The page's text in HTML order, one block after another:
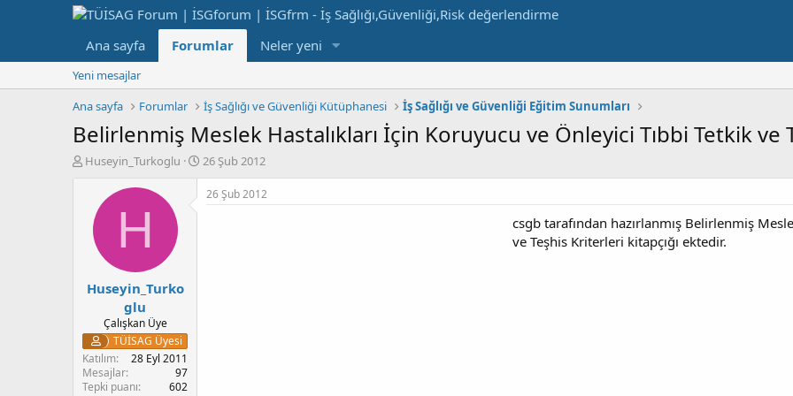
Ana sayfa Forumlar Neler yeni
Yeni mesajlar
Ana sayfa
Forumlar İş Sağlığı ve Güvenliği Kütüphanesi İş Sağlığı ve Güvenliği Eğitim Sunumları
Belirlenmiş Meslek Hastalıkları İçin Koruyucu ve Önleyici Tıbbi Tetkik
K
a
a
t
a
n
Huseyin_Turkoglu
B
a
26 Şub 2012
H
Huseyin_Turko
glu
Çalışkan Üye
TÜİSAG Üyesi
Katılım
28 Eyl 2011
Mesajlar
97
Tepki puanı
602
26 Şub 2012
csgb tarafından hazırlanmış Belirlenmiş
ve Teşhis Kriterleri kitapçığı ektedir.